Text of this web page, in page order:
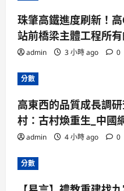
珠肇高鐵進度刷新！
站前橋梁主體工程所
admin 3 小時 ago 0
分數
高東西的品質成長調
村：古村煥重生_中國
admin 4 小時 ago 0
分數